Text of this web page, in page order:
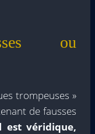
ou
trompeuses »
de fausses
est véridique,